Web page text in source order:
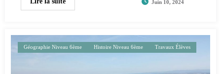
Juin 10, 2024
Géographie Niveau 6ème Histoire Niveau 6ème Travaux Élèves